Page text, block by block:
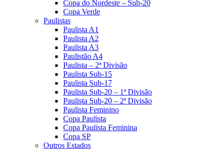
Copa do Nordeste – Sub-20
Copa Verde
Paulistas
Paulista A1
Paulista A2
Paulista A3
Paulistão A4
Paulista – 2ª Divisão
Paulista Sub-15
Paulista Sub-17
Paulista Sub-20 – 1ª Divisão
Paulista Sub-20 – 2ª Divisão
Paulista Feminino
Copa Paulista
Copa Paulista Feminina
Copa SP
Outros Estados